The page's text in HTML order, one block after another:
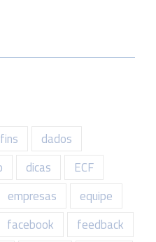
dados
dicas
ECF
empresas
equipe
facebook
feedback